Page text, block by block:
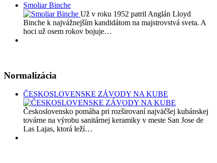
Smoliar Binche
Už v roku 1952 patril Anglán Lloyd
Binche k najvážnejším kandidátom na majstrovstvá sveta. A
hoci už osem rokov bojuje…
Normalizácia
ČESKOSLOVENSKE ZÁVODY NA KUBE
Československo pomáha pri rozširovaní najväčšej kubánskej
továrne na výrobu sanitárnej keramiky v meste San Jose de
Las Lajas, ktorá leží…